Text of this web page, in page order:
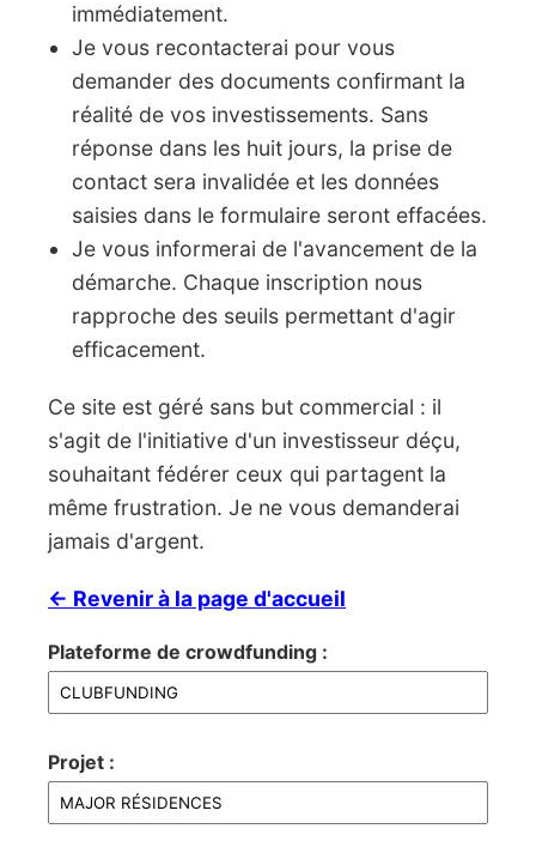
immédiatement.
Je vous recontacterai pour vous
demander des documents confirmant la
réalité de vos investissements. Sans
réponse dans les huit jours, la prise de
contact sera invalidée et les données
saisies dans le formulaire seront effacées.
Je vous informerai de l'avancement de la
démarche. Chaque inscription nous
rapproche des seuils permettant d'agir
efficacement.
Ce site est géré sans but commercial : il
s'agit de l'initiative d'un investisseur déçu,
souhaitant fédérer ceux qui partagent la
même frustration. Je ne vous demanderai
jamais d'argent.
← Revenir à la page d'accueil
Plateforme de crowdfunding :
Projet :